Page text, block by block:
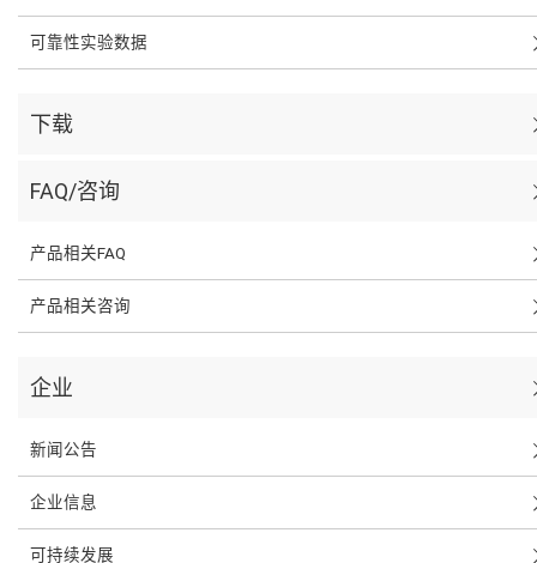
可靠性实验数据
下载
FAQ/咨询
产品相关FAQ
产品相关咨询
企业
新闻公告
企业信息
可持续发展